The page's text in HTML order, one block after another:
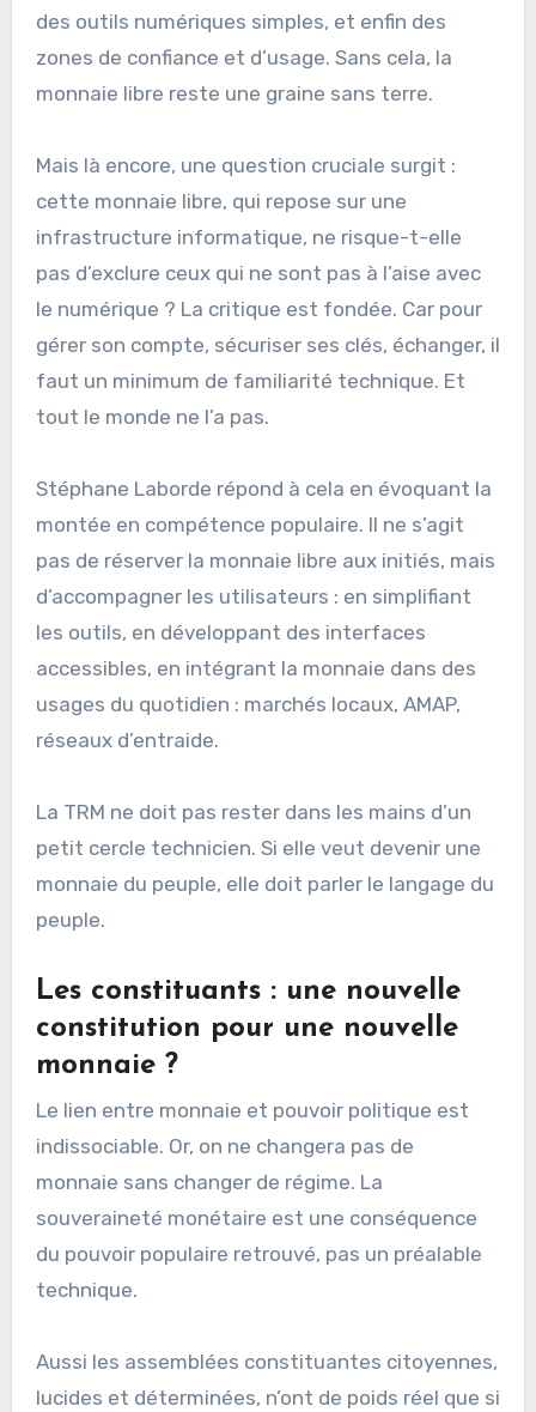
des outils numériques simples, et enfin des
zones de confiance et d’usage. Sans cela, la
monnaie libre reste une graine sans terre.
Mais là encore, une question cruciale surgit :
cette monnaie libre, qui repose sur une
infrastructure informatique, ne risque-t-elle
pas d’exclure ceux qui ne sont pas à l’aise avec
le numérique ? La critique est fondée. Car pour
gérer son compte, sécuriser ses clés, échanger, il
faut un minimum de familiarité technique. Et
tout le monde ne l’a pas.
Stéphane Laborde répond à cela en évoquant la
montée en compétence populaire. Il ne s’agit
pas de réserver la monnaie libre aux initiés, mais
d’accompagner les utilisateurs : en simplifiant
les outils, en développant des interfaces
accessibles, en intégrant la monnaie dans des
usages du quotidien : marchés locaux, AMAP,
réseaux d’entraide.
La TRM ne doit pas rester dans les mains d’un
petit cercle technicien. Si elle veut devenir une
monnaie du peuple, elle doit parler le langage du
peuple.
Les constituants : une nouvelle
constitution pour une nouvelle
monnaie ?
Le lien entre monnaie et pouvoir politique est
indissociable. Or, on ne changera pas de
monnaie sans changer de régime. La
souveraineté monétaire est une conséquence
du pouvoir populaire retrouvé, pas un préalable
technique.
Aussi les assemblées constituantes citoyennes,
lucides et déterminées, n’ont de poids réel que si